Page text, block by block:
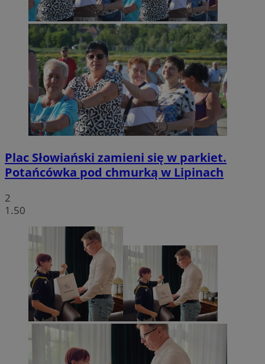
Plac Słowiański zamieni się w parkiet.
Potańcówka pod chmurką w Lipinach
2
1.50